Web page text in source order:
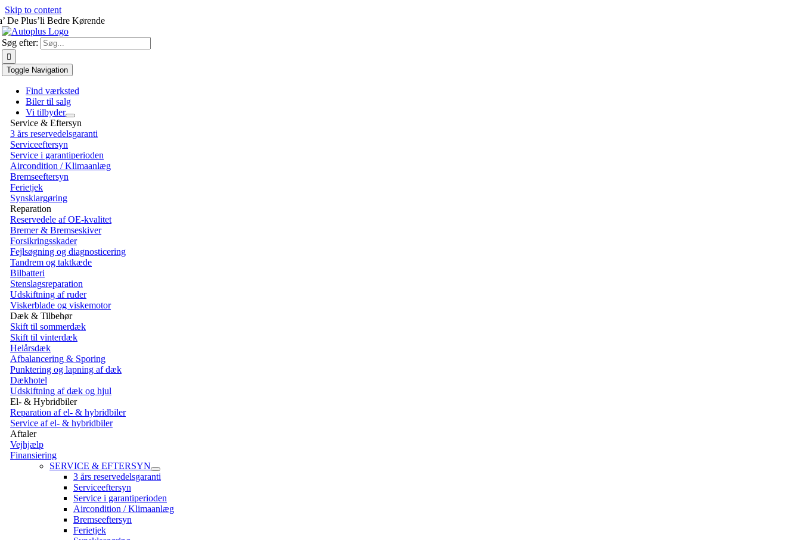
Skip to content
De Plus’li Bedre Kørende
Søg efter:
Toggle Navigation
Find værksted
Biler til salg
Vi tilbyder
Service & Eftersyn
3 års reservedelsgaranti
Serviceeftersyn
Service i garantiperioden
Aircondition / Klimaanlæg
Bremseeftersyn
Ferietjek
Synsklargøring
Reparation
Reservedele af OE-kvalitet
Bremer & Bremseskiver
Forsikringsskader
Fejlsøgning og diagnosticering
Tandrem og taktkæde
Bilbatteri
Stenslagsreparation
Udskiftning af ruder
Viskerblade og viskemotor
Dæk & Tilbehør
Skift til sommerdæk
Skift til vinterdæk
Helårsdæk
Afbalancering & Sporing
Punktering og lapning af dæk
Dækhotel
Udskiftning af dæk og hjul
El- & Hybridbiler
Reparation af el- & hybridbiler
Service af el- & hybridbiler
Aftaler
Vejhjælp
Finansiering
SERVICE & EFTERSYN
3 års reservedelsgaranti
Serviceeftersyn
Service i garantiperioden
Aircondition / Klimaanlæg
Bremseeftersyn
Ferietjek